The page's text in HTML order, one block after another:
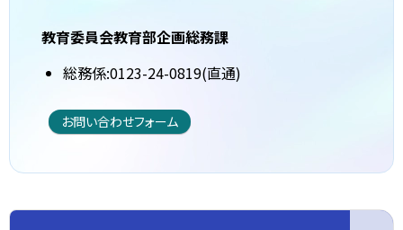
教育委員会教育部企画総務課
総務係:0123-24-0819(直通)
お問い合わせフォーム